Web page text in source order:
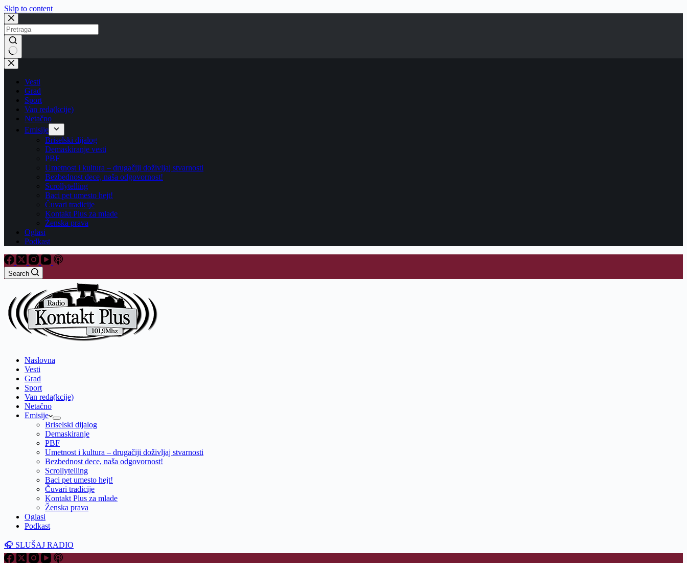
Skip to content
No
results
Vesti
Grad
Sport
Van reda(kcije)
Netačno
Emisije
Briselski dijalog
Demaskiranje vesti
PBF
Umetnost i kultura – drugačiji doživljaj stvarnosti
Bezbednost dece, naša odgovornost!
Scrollytelling
Baci pet umesto hejt!
Čuvari tradicije
Kontakt Plus za mlade
Ženska prava
Oglasi
Podkast
Search
Naslovna
Vesti
Grad
Sport
Van reda(kcije)
Netačno
Emisije
Briselski dijalog
Demaskiranje
PBF
Umetnost i kultura – drugačiji doživljaj stvarnosti
Bezbednost dece, naša odgovornost!
Scrollytelling
Baci pet umesto hejt!
Čuvari tradicije
Kontakt Plus za mlade
Ženska prava
Oglasi
Podkast
🎧 SLUŠAJ RADIO